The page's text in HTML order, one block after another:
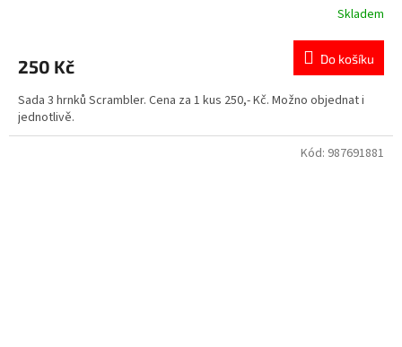
Skladem
250 Kč Do košíku
Sada 3 hrnků Scrambler. Cena za 1 kus 250,- Kč. Možno objednat i
jednotlivě.
Kód: 987691881